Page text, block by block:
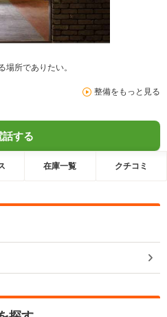
場所でありたい。
整備をもっと見る
話する
在庫一覧 クチコミ